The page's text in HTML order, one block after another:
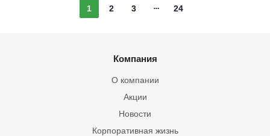
1 2 3 24
Компания
О компании
Акции
Новости
Корпоративная жизнь